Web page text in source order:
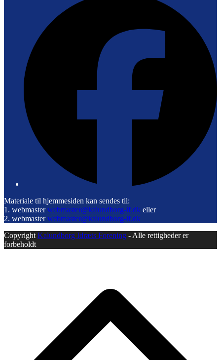
Materiale til hjemmesiden kan sendes til:
1. webmasterwebmaster@kalundborg-if.dk eller
2. webmasterwebmaster@kalundborg-if.dk
Copyright Kalundborg Idræts Forening - Alle rettigheder er
forbeholdt